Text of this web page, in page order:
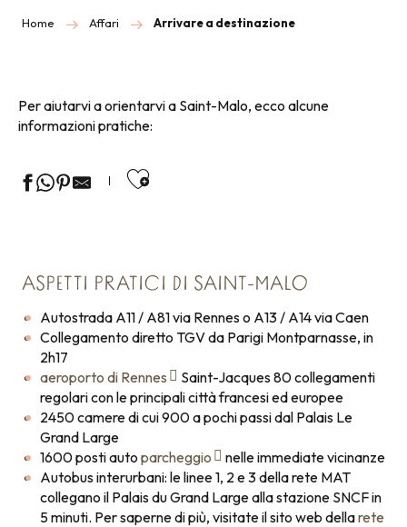
Home Affari Arrivare a destinazione
Per aiutarvi a orientarvi a Saint-Malo, ecco alcune
informazioni pratiche:
Ajouter aux favoris
ASPETTI PRATICI DI SAINT-MALO
Autostrada A11 / A81 via Rennes o A13 / A14 via Caen
Collegamento diretto TGV da Parigi Montparnasse, in
2h17
aeroporto di Rennes
Saint-Jacques 80 collegamenti
regolari con le principali città francesi ed europee
2450 camere di cui 900 a pochi passi dal Palais Le
Grand Large
1600 posti auto parcheggio
nelle immediate vicinanze
Autobus interurbani: le linee 1, 2 e 3 della rete MAT
collegano il Palais du Grand Large alla stazione SNCF in
5 minuti. Per saperne di più, visitate il sito web dellarete